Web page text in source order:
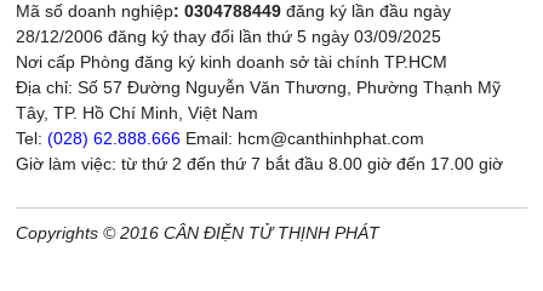
Mã số doanh nghiệp: 0304788449 đăng ký lần đầu ngày
28/12/2006 đăng ký thay đổi lần thứ 5 ngày 03/09/2025
Nơi cấp Phòng đăng ký kinh doanh sở tài chính TP.HCM
Địa chỉ: Số 57 Đường Nguyễn Văn Thương, Phường Thạnh Mỹ
Tây, TP. Hồ Chí Minh, Việt Nam
Tel:(028) 62.888.666 Email: hcm@canthinhphat.com
Giờ làm việc: từ thứ 2 đến thứ 7 bắt đầu 8.00 giờ đến 17.00 giờ
Copyrights © 2016 CÂN ĐIỆN TỬ THỊNH PHÁT